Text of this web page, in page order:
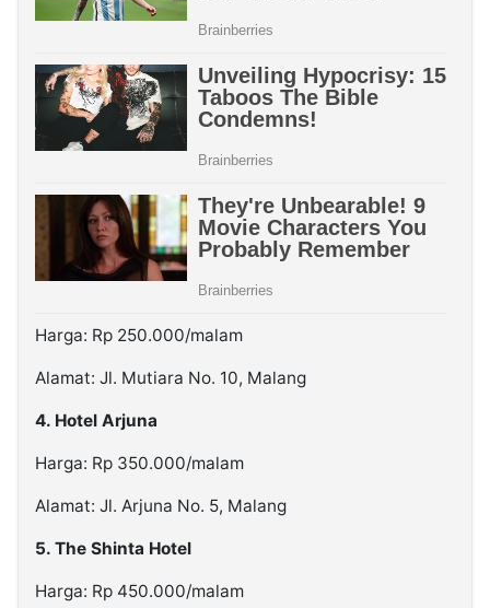
Harga: Rp 250.000/malam
Alamat: Jl. Mutiara No. 10, Malang
4. Hotel Arjuna
Harga: Rp 350.000/malam
Alamat: Jl. Arjuna No. 5, Malang
5. The Shinta Hotel
Harga: Rp 450.000/malam